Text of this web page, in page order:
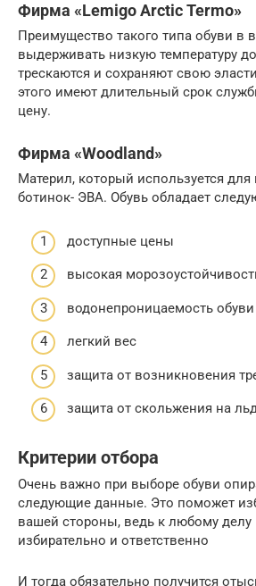
Фирма «Lemigo Arctic Termo»
Преимущество такого типа обуви в
выдерживать низкую температуру
трескаются и сохраняют свою
этого имеют длительный срок
цену.
Фирма «Woodland»
Материл, который используется для
ботинок- ЭВА. Обувь обладает
доступные цены
высокая
водонепроницаемость обуви
легкий вес
защита от возникновения
защита от скольжения на
Критерии отбора
Очень важно при выборе обуви
следующие данные. Это поможет
вашей стороны, ведь к любому делу
избирательно и ответственно
И тогда обязательно получится